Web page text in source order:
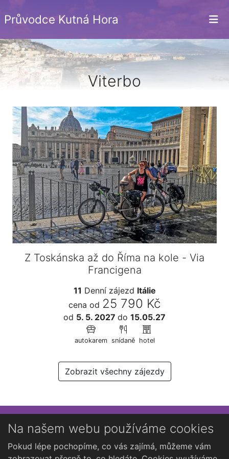
Průvodce Kutná Hora
Viterbo
Z Toskánska až do Říma na kole - Via
Francigena
11 Denní zájezd Itálie
cena od 25 790 Kč
od 5. 5. 2027 do 15.05.27
autokarem snídaně hotel
Zobrazit všechny zájezdy
Přihlaste se k newsletteru
Chcete dostávat občasné novinky o Kutné Hoře?
Na našem webu používáme cookies
Pokud lépe pochopíme, co vás zajímá, můžeme vám